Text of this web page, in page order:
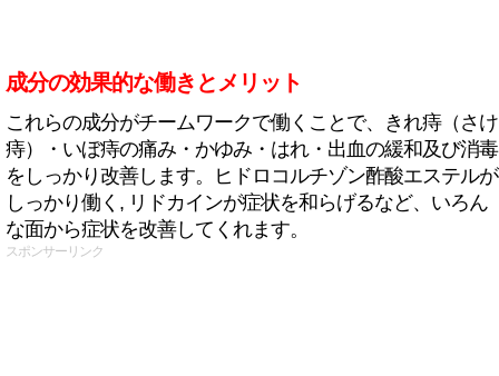
成分の効果的な働きとメリット
これらの成分がチームワークで働くことで、きれ痔（さけ
痔）・いぼ痔の痛み・かゆみ・はれ・出血の緩和及び消毒
をしっかり改善します。ヒドロコルチゾン酢酸エステルが
しっかり働く, リドカインが症状を和らげるなど、いろん
な面から症状を改善してくれます。
スポンサーリンク